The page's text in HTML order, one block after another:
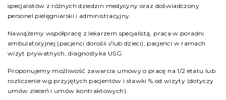
specjalistów z różnych dziedzin medycyny oraz doświadczony
personel pielęgniarski i administracyjny.
Nawiążemy współpracę z lekarzem specjalistą, praca w poradni
ambulatoryjnej (pacjenci dorośli i/lub dzieci), pacjenci w ramach
wizyt prywatnych, diagnostyka USG.
Proponujemy możliwość zawarcia umowy o pracę na 1/2 etatu lub
rozliczenie wg przyjętych pacjentów i stawki % od wizyty (dotyczy
umów zleceń i umów kontraktowych).